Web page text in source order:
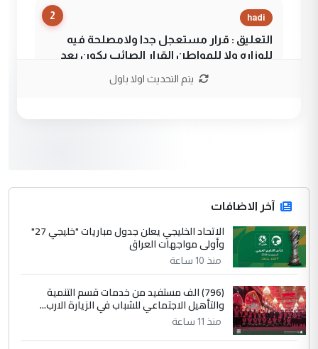
2 hadi
التعليق : قرار مستعجل جدا ولامصلحة فيه
للوزاره ولا للمواطن القرار الصائب يكون بعد
جنسية الرافد الثالث للعراق ومن اصول عريقة
ابا فرات ...
الموضوع :
الجواهري يرد على صدام حسين سل
مضجعيك يابن الزنا (نص كامل)
سردار
التعليق : واحد من عصابة علي ماما يسقط
جنسية الرافد الثالث للعراق ومن اصول عريقة
ابا فرات ...
يتم التحديث اولا باول
آخر الاضافات
الاتحاد الخليجي يعلن جدول مباريات "خليجي 27"
وأولى مواجهات العراق
منذ 10 ساعة
(796) الف مستفيد من خدمات قسم التنمية
والتأهيل الاجتماعي للشباب في الزيارة الارب...
منذ 11 ساعة